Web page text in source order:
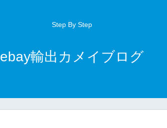
Step By Step
ebay輸出カメイブログ